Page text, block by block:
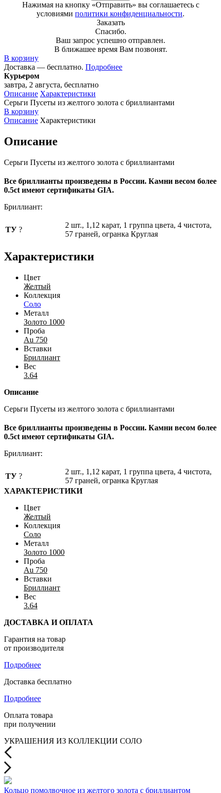
Нажимая на кнопку «Отправить» вы соглашаетесь с
условиями политики конфиденциальности.
Заказать
Спасибо.
Ваш запрос успешно отправлен.
В ближашее время Вам позвонят.
В корзину
Доставка — бесплатно. Подробнее
Курьером
завтра, 2 августа, бесплатно
Описание Характеристики
Серьги Пусеты из желтого золота с бриллиантами
В корзину
Описание Характеристики
Описание
Серьги Пусеты из желтого золота с бриллиантами
Все бриллианты произведены в России. Камни весом более
0.5ct имеют сертификаты GIA.
Бриллиант:
ТУ ?
2 шт., 1,12 карат, 1 группа цвета, 4 чистота,
57 граней, огранка Круглая
Характеристики
Цвет
Желтый
Коллекция
Соло
Металл
Золото 1000
Проба
Au 750
Вставки
Бриллиант
Вес
3.64
Описание
Серьги Пусеты из желтого золота с бриллиантами
Все бриллианты произведены в России. Камни весом более
0.5ct имеют сертификаты GIA.
Бриллиант:
ТУ ?
2 шт., 1,12 карат, 1 группа цвета, 4 чистота,
57 граней, огранка Круглая
ХАРАКТЕРИСТИКИ
Цвет
Желтый
Коллекция
Соло
Металл
Золото 1000
Проба
Au 750
Вставки
Бриллиант
Вес
3.64
ДОСТАВКА И ОПЛАТА
Гарантия на товар
от производителя
Подробнее
Доставка бесплатно
Подробнее
Оплата товара
при получении
УКРАШЕНИЯ ИЗ КОЛЛЕКЦИИ СОЛО
Кольцо помолвочное из желтого золота с бриллиантом